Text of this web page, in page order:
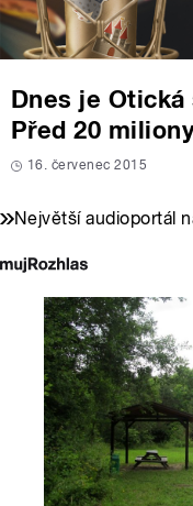
Dnes je
Před 20
16. červenec 2015
Největší audioportál